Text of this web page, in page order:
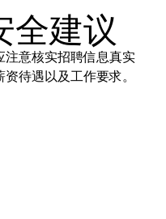
全建议
注意核实招聘信息真实
待遇以及工作要求。